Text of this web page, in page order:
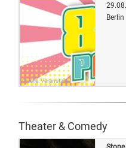
Quelle: Veranstalter
Berlin
Theater & Comedy